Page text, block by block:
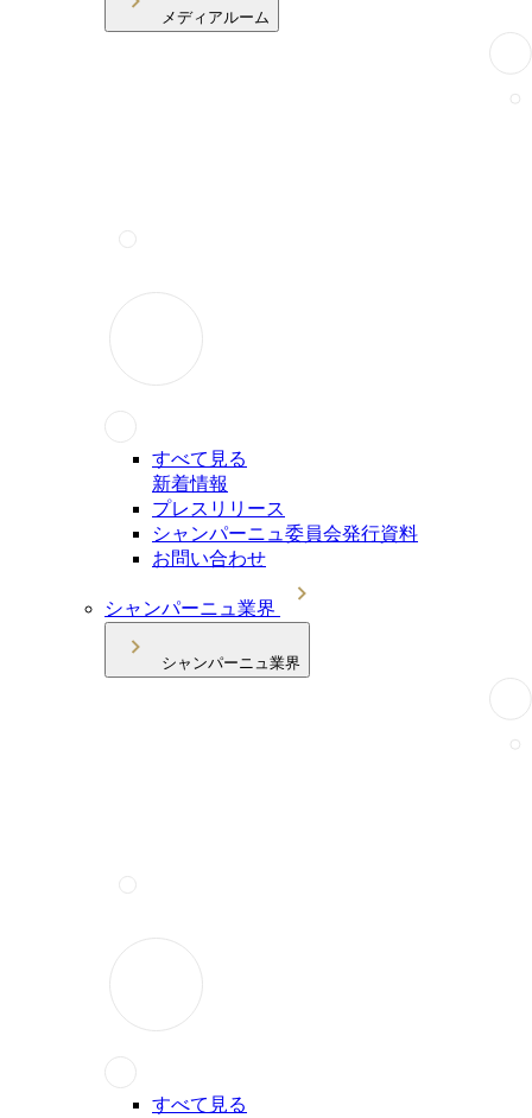
メディアルーム
すべて見る
新着情報
プレスリリース
シャンパーニュ委員会発行資料
お問い合わせ
シャンパーニュ業界
シャンパーニュ業界
すべて見る